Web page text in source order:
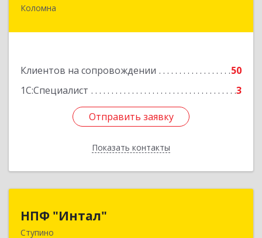
Коломна
Клиентов на сопровождении
50
1С:Специалист
3
Отправить заявку
Показать контакты
140415, Московская обл, Коломна г, Л.Толстого
Отправить заявку
Назад
НПФ "Интал"
Ступино142800, Московская обл, Ступинский р-н,